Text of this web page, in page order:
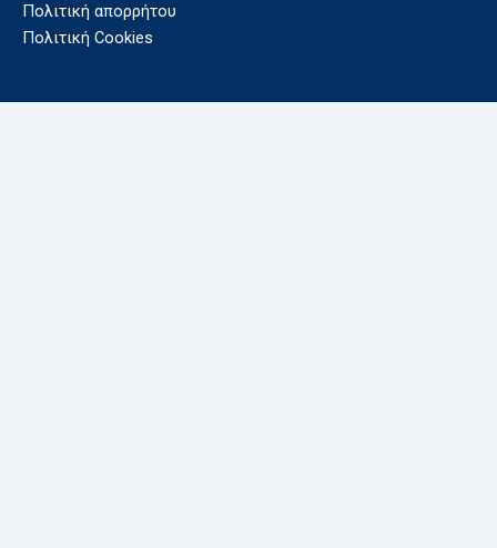
Πολιτική απορρήτου
Πολιτική Cookies